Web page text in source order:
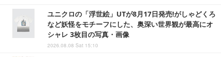
ユニクロの「浮世絵」UTが8月17日発売!がしゃどくろ
など妖怪をモチーフにした、奥深い世界観が最高にオ
シャレ 3枚目の写真・画像
2026.08.08 Sat 15:10